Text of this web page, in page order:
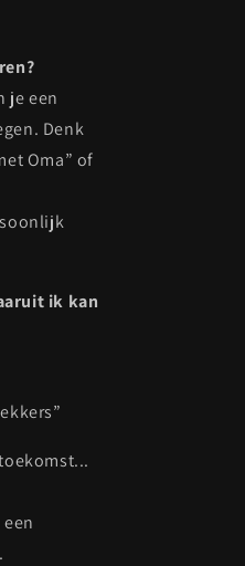
je een
Denk
Oma” of
ik kan